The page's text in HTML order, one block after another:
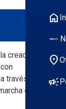
home
location_on
campaign
creación de
través de su
de la